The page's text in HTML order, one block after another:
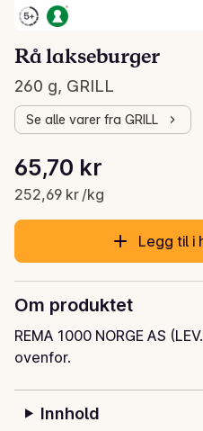
Rå lakseburger
260 g, GRILL
Se alle varer fra GRILL
Gjeldende pris er: 65,70 kr
65,70 kr
252,69 kr /kg
Stykkpris: 252,69 kr /kg
Legg til i
Om produktet
REMA 1000 NORGE AS
ovenfor.
Innhold